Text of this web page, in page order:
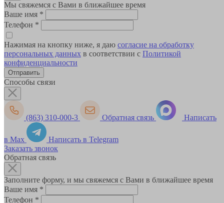
Мы свяжемся с Вами в ближайшее время
Ваше имя *
Телефон *
Нажимая на кнопку ниже, я даю согласие на обработку
персональных данных в соответствии с Политикой
конфиденциальности
Способы связи
(863) 310-000-3 Обратная связь Написать
в Max
Написать в Telegram
Заказать звонок
Обратная связь
Заполните форму, и мы свяжемся с Вами в ближайшее время
Ваше имя *
Телефон *